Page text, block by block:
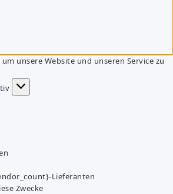
unsere Website und unseren Service zu
Lieferanten
Zwecke